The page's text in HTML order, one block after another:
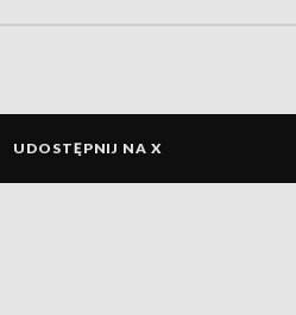
UDOSTĘPNIJ NA X